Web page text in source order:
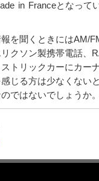
in Franceとなって
を聞くときにはAM/
クソン製携帯電話、
トリックカーにカー
じる方は少なくない
ではないでしょうか